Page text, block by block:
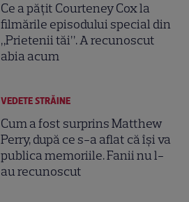
Ce a pățit Courteney Cox la
filmările episodului special din
„Prietenii tăi”. A recunoscut
abia acum
VEDETE STRĂINE
Cum a fost surprins Matthew
Perry, după ce s-a aflat că își va
publica memoriile. Fanii nu l-
au recunoscut